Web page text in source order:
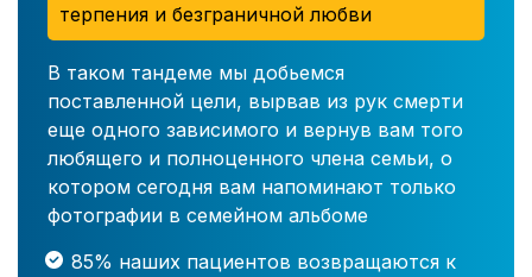
терпения и безграничной любви
В таком тандеме мы добьемся
поставленной цели, вырвав из рук смерти
еще одного зависимого и вернув вам того
любящего и полноценного члена семьи, о
котором сегодня вам напоминают только
фотографии в семейном альбоме
85% наших пациентов возвращаются к